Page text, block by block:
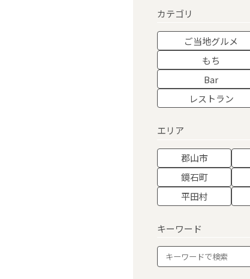
カテゴリ
ご当地グルメ
もち
Bar
レストラン
エリア
郡山市
鏡石町
平田村
キーワード